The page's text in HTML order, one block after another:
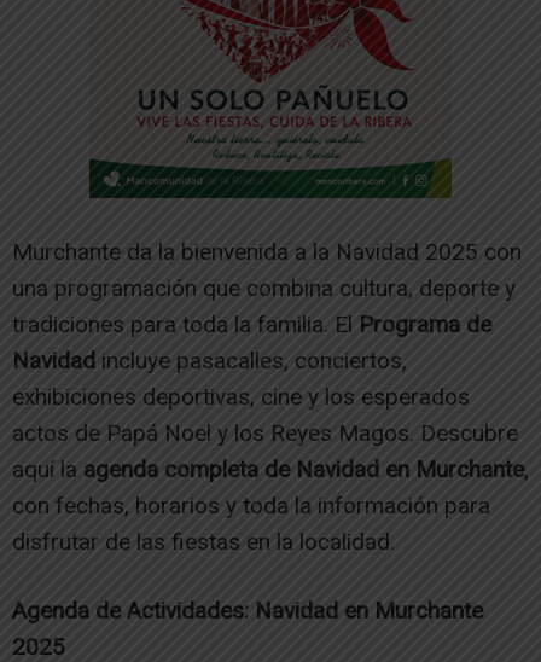
Murchante da la bienvenida a la Navidad 2025 con
una programación que combina cultura, deporte y
tradiciones para toda la familia. El Programa de
Navidad incluye pasacalles, conciertos,
exhibiciones deportivas, cine y los esperados
actos de Papá Noel y los Reyes Magos. Descubre
aquí la agenda completa de Navidad en Murchante,
con fechas, horarios y toda la información para
disfrutar de las fiestas en la localidad.
Agenda de Actividades: Navidad en Murchante
2025